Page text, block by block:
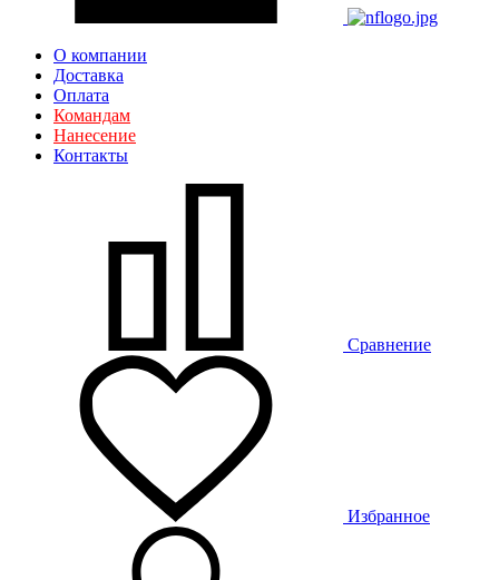
О компании
Доставка
Оплата
Командам
Нанесение
Контакты
Сравнение
Избранное